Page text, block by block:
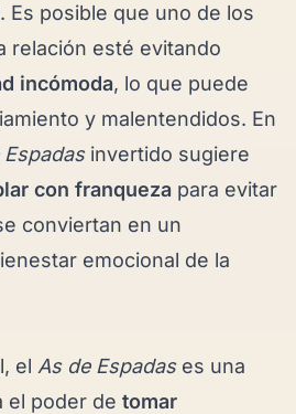
. Es posible que uno de los
relación esté evitando
incómoda, lo que puede
y malentendidos. En
Espadasinvertido sugiere
con franqueza para evitar
conviertan en un
emocional de la
el As de Espadases una
el poder de tomar